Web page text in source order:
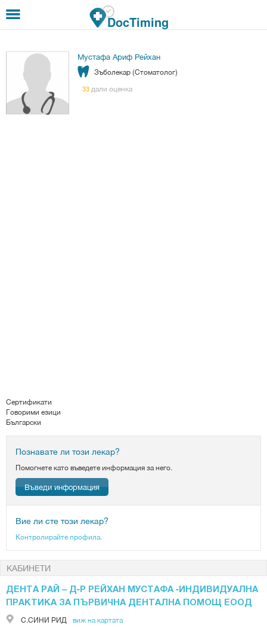
Премини към основното съдържание
DocTiming
Мустафа Ариф Рейхан
Зъболекар (Стоматолог)
33 дали оценка
Сертификати
Говорими езици
Български
Познавате ли този лекар?
Помогнете като въведете информация за него.
Въведи информация
Вие ли сте този лекар?
Контролирайте профила.
КАБИНЕТИ
ДЕНТА РАЙ – Д-Р РЕЙХАН МУСТАФА -ИНДИВИДУАЛНА
ПРАКТИКА ЗА ПЪРВИЧНА ДЕНТАЛНА ПОМОЩ ЕООД
С.СИНИ РИД виж на картата